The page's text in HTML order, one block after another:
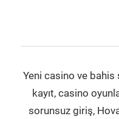
Yeni casino ve
kayıt, casino
sorunsuz giriş,